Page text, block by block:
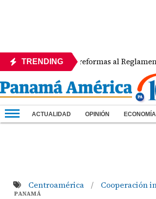
TRENDING
APEDE rechaza reformas al Reglamento
ACTUALIDAD OPINIÓN ECONOMÍA
Centroamérica / Cooperación
PANAMÁ